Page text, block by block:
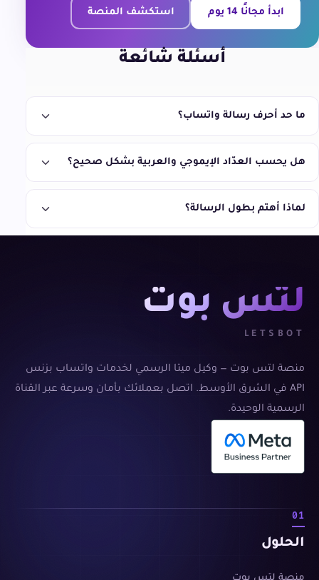
ابدأ مجانًا 14 يوم استكشف المنصة
أسئلة شائعة
ما حد أحرف رسالة واتساب؟
هل يحسب العدّاد الإيموجي والعربية بشكل صحيح؟
لماذا أهتم بطول الرسالة؟
لتس بوت
LETSBOT
منصة لتس بوت — وكيل ميتا الرسمي لخدمات واتساب بزنس
API في الشرق الأوسط. اتصل بعملائك بأمان وسرعة عبر القناة
الرسمية الوحيدة.
01
الحلول